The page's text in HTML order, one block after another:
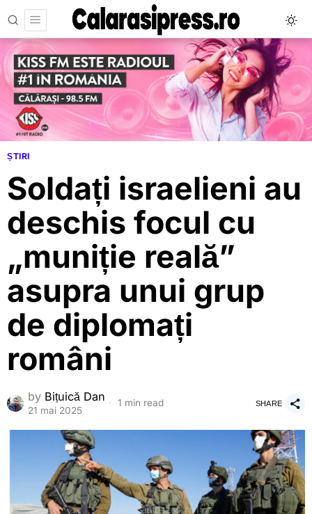
ȘTIRI
Soldați israelieni au
deschis focul cu
„muniție reală”
asupra unui grup
de diplomați
români
by Bițuică Dan
21 mai 2025
1 min read SHARE